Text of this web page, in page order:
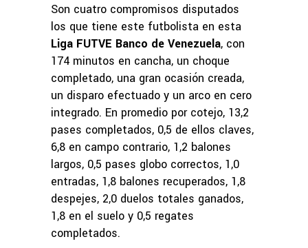
Son cuatro compromisos disputados
los que tiene este futbolista en esta
Liga FUTVE Banco de Venezuela, con
174 minutos en cancha, un choque
completado, una gran ocasión creada,
un disparo efectuado y un arco en cero
integrado. En promedio por cotejo, 13,2
pases completados, 0,5 de ellos claves,
6,8 en campo contrario, 1,2 balones
largos, 0,5 pases globo correctos, 1,0
entradas, 1,8 balones recuperados, 1,8
despejes, 2,0 duelos totales ganados,
1,8 en el suelo y 0,5 regates
completados.